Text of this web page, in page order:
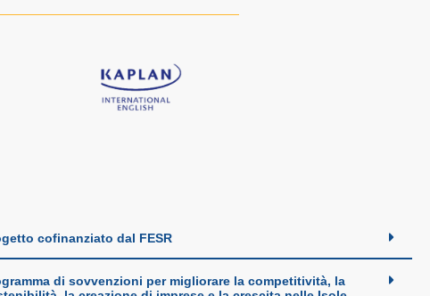
cofinanziato dal FESR
di sovvenzioni per migliorare la competitività, la